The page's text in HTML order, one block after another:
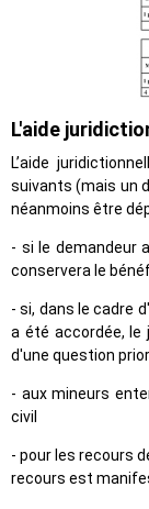
L'aide
L’aide
suivants (mais un
néanmoins être
- si le demandeur
conservera le
- si, dans le cadre
a été accordée, le
d'une question
- aux mineurs
civil
- pour les recours
recours est